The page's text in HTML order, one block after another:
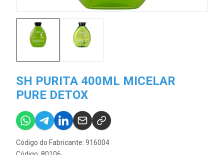
SH PURITA 400ML MICELAR
PURE DETOX
Código do Fabricante: 916004